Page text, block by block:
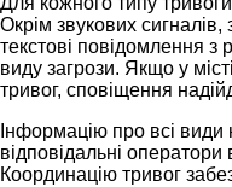
Окрім звукових
текстові повідомлення
виду загрози. Якщо у
тривог, сповіщення
Інформацію про всі
відповідальні оператори
Координацію тривог